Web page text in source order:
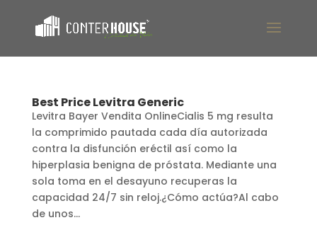
Best Price Levitra Generic
Levitra Bayer Vendita OnlineCialis 5 mg resulta
la comprimido pautada cada día autorizada
contra la disfunción eréctil así como la
hiperplasia benigna de próstata. Mediante una
sola toma en el desayuno recuperas la
capacidad 24/7 sin reloj.¿Cómo actúa?Al cabo
de unos...